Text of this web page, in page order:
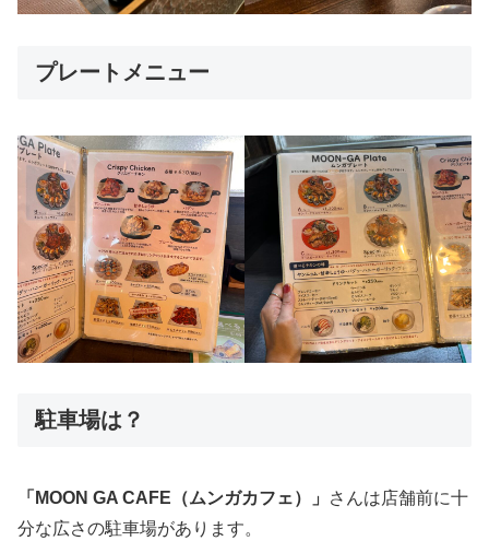
プレートメニュー
駐車場は？
「MOON GA CAFE（ムンガカフェ）」
さんは店舗前に十
分な広さの駐車場があります。